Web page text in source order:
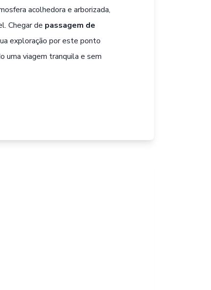
acolhedora e arborizada,
Chegar de passagem de
exploração por este ponto
uma viagem tranquila e sem